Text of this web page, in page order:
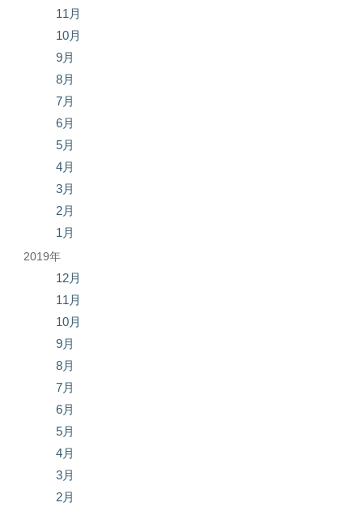
11月
10月
9月
8月
7月
6月
5月
4月
3月
2月
1月
2019年
12月
11月
10月
9月
8月
7月
6月
5月
4月
3月
2月